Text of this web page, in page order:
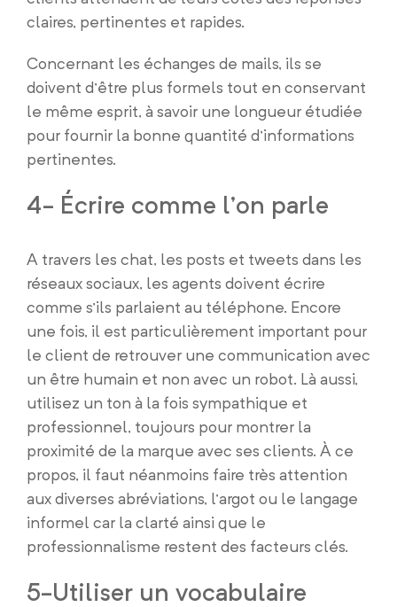
claires, pertinentes et rapides.
Concernant les échanges de mails, ils se
doivent d’être plus formels tout en conservant
le même esprit, à savoir une longueur étudiée
pour fournir la bonne quantité d’informations
pertinentes.
4- Écrire comme l’on parle
A travers les chat, les posts et tweets dans les
réseaux sociaux, les agents doivent écrire
comme s’ils parlaient au téléphone. Encore
une fois, il est particulièrement important pour
le client de retrouver une communication avec
un être humain et non avec un robot. Là aussi,
utilisez un ton à la fois sympathique et
professionnel, toujours pour montrer la
proximité de la marque avec ses clients. À ce
propos, il faut néanmoins faire très attention
aux diverses abréviations, l’argot ou le langage
informel car la clarté ainsi que le
professionnalisme restent des facteurs clés.
5-Utiliser un vocabulaire